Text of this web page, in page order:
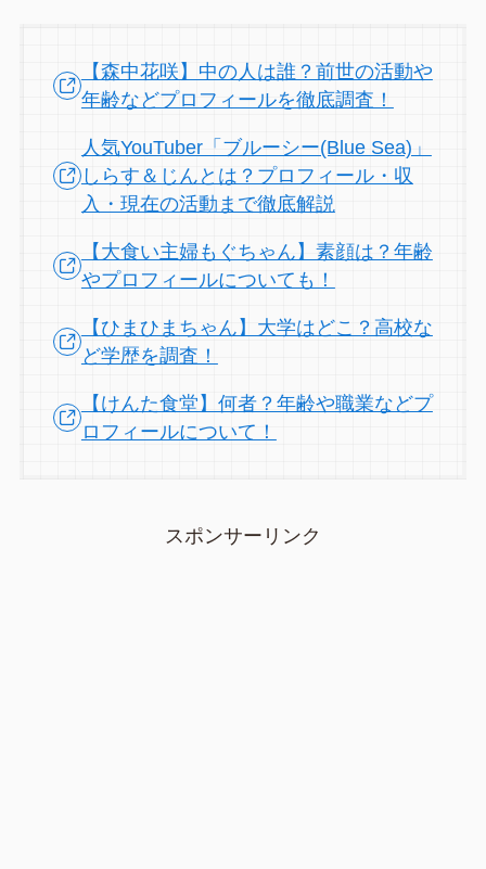
【森中花咲】中の人は誰？前世の活動や
年齢などプロフィールを徹底調査！
人気YouTuber「ブルーシー(Blue Sea)」
しらす＆じんとは？プロフィール・収
入・現在の活動まで徹底解説
【大食い主婦もぐちゃん】素顔は？年齢
やプロフィールについても！
【ひまひまちゃん】大学はどこ？高校な
ど学歴を調査！
【けんた食堂】何者？年齢や職業などプ
ロフィールについて！
スポンサーリンク